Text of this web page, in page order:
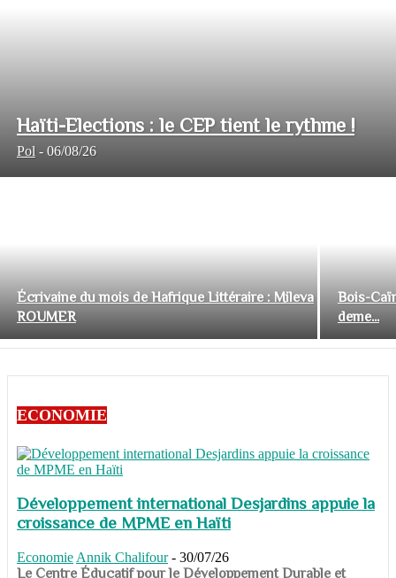
Haïti-Elections : le CEP tient le rythme !
Pol - 06/08/26
Écrivaine du mois de Hafrique Littéraire : Mileva
ROUMER
Bois-
deme...
ECONOMIE
Développement international Desjardins appuie la
croissance de MPME en Haïti
Economie Annik Chalifour - 30/07/26
​​​​​​​Le Centre Éducatif pour le Développement Durable et